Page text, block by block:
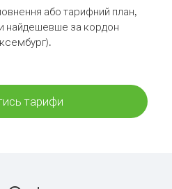
або тарифний план,
найдешевше за кордон
тарифи